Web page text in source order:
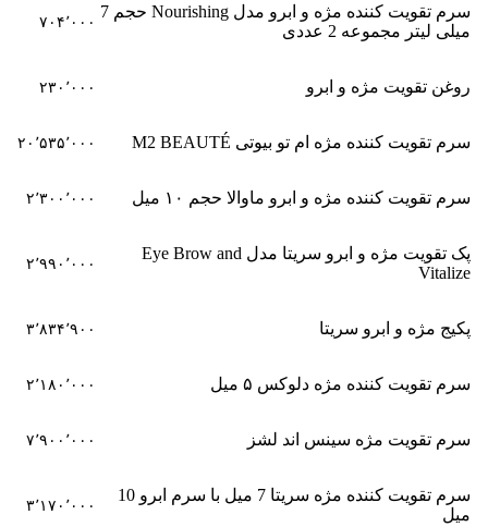
سرم تقویت کننده مژه و ابرو مدل Nourishing حجم 7
میلی لیتر مجموعه 2 عددی
۷۰۴٬۰۰۰
روغن تقویت مژه و ابرو ۲۳۰٬۰۰۰
سرم تقویت کننده مژه ام تو بیوتی M2 BEAUTÉ ۲۰٬۵۳۵٬۰۰۰
سرم تقویت کننده مژه و ابرو ماوالا حجم ۱۰ میل ۲٬۳۰۰٬۰۰۰
پک تقویت مژه و ابرو سریتا مدل Eye Brow and
Vitalize
۲٬۹۹۰٬۰۰۰
پکیج مژه و ابرو سریتا ۳٬۸۳۴٬۹۰۰
سرم تقویت کننده مژه دلوکس ۵ میل ۲٬۱۸۰٬۰۰۰
سرم تقویت مژه سینس اند لشز ۷٬۹۰۰٬۰۰۰
سرم تقویت کننده مژه سریتا 7 میل با سرم ابرو 10
میل
۳٬۱۷۰٬۰۰۰